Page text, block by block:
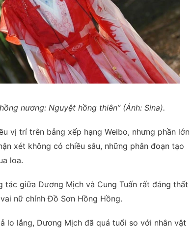
nương: Nguyệt hồng thiên” (Ảnh: Sina).
vị trí trên bảng xếp hạng Weibo, nhưng phần lớn
xét không có chiều sâu, những phân đoạn tạo
loa.
tác giữa Dương Mịch và Cung Tuấn rất đáng thất
nữ chính Đồ Sơn Hồng Hồng.
lo lắng, Dương Mịch đã quá tuổi so với nhân vật